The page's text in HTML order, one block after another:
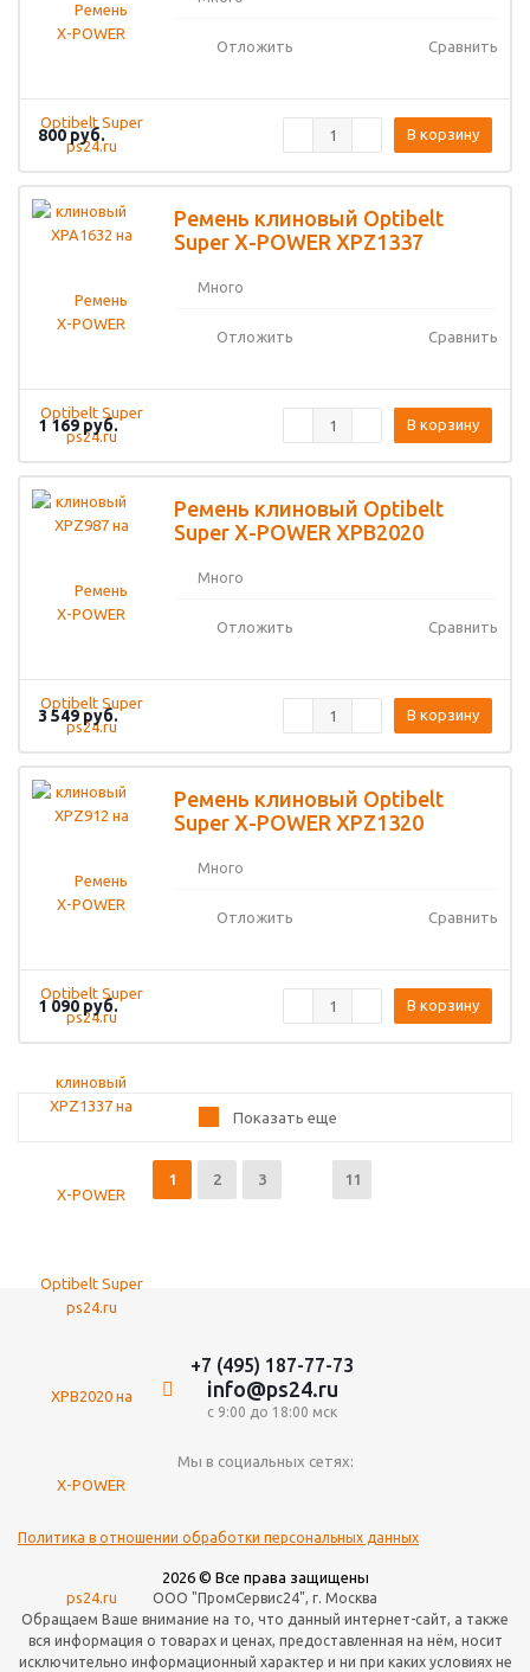
Отложить Сравнить
800 руб. В корзину
Ремень клиновый Optibelt
Super X-POWER XPZ1337
Много
Отложить Сравнить
1 169 руб. В корзину
Ремень клиновый Optibelt
Super X-POWER XPB2020
Много
Отложить Сравнить
3 549 руб. В корзину
Ремень клиновый Optibelt
Super X-POWER XPZ1320
Много
Отложить Сравнить
1 090 руб. В корзину
Показать еще
1 2 3 11
+7 (495) 187-77-73
info@ps24.ru
с 9:00 до 18:00 мск
Мы в социальных сетях:
Политика в отношении обработки персональных данных
2026 © Все права защищены
ООО "ПромСервис24", г. Москва
Обращаем Ваше внимание на то, что данный интернет-сайт, а также
вся информация о товарах и ценах, предоставленная на нём, носит
исключительно информационный характер и ни при каких условиях не